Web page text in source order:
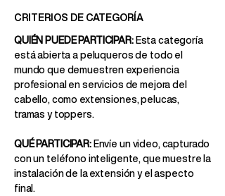
CRITERIOS DE CATEGORÍA
QUIÉN PUEDE PARTICIPAR:Esta categoría
está abierta a peluqueros de todo el
mundo que demuestren experiencia
profesional en servicios de mejora del
cabello, como extensiones, pelucas,
tramas y toppers.
QUÉ PARTICIPAR:Envíe un video, capturado
con un teléfono inteligente, que muestre la
instalación de la extensión y el aspecto
final.